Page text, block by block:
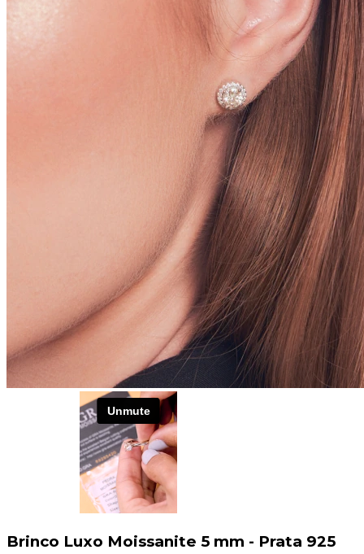
Brinco Luxo Moissanite 5 mm - Prata 925